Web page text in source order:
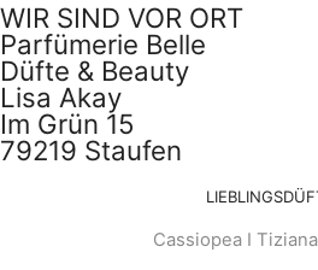
WIR SIND VOR ORT
Parfümerie Belle
Düfte & Beauty
Lisa Akay
Im Grün 15
79219 Staufen
Cassiopea I